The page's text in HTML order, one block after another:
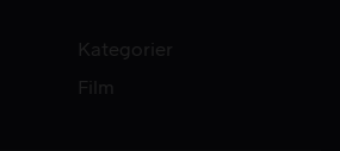
Kategorier
Film